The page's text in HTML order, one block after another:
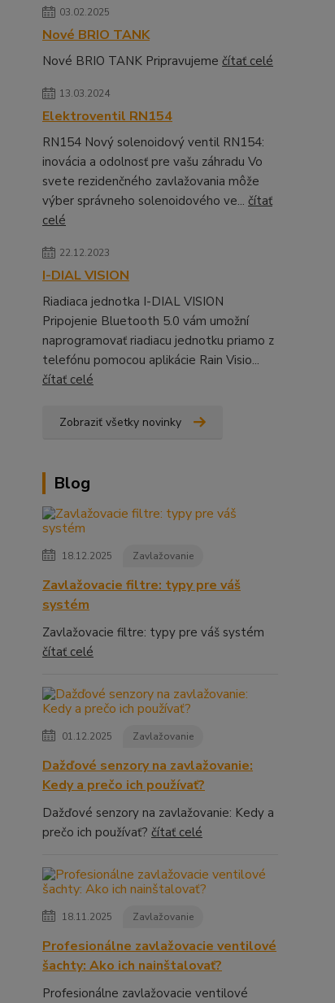
03.02.2025
Nové BRIO TANK
Nové BRIO TANK Pripravujeme čítať celé
13.03.2024
Elektroventil RN154
RN154 Nový solenoidový ventil RN154:
inovácia a odolnosť pre vašu záhradu Vo
svete rezidenčného zavlažovania môže
výber správneho solenoidového ve... čítať
celé
22.12.2023
I-DIAL VISION
Riadiaca jednotka I-DIAL VISION
Pripojenie Bluetooth 5.0 vám umožní
naprogramovať riadiacu jednotku priamo z
telefónu pomocou aplikácie Rain Visio...
čítať celé
Zobraziť všetky novinky
Blog
18.12.2025 Zavlažovanie
Zavlažovacie filtre: typy pre váš
systém
Zavlažovacie filtre: typy pre váš systém
čítať celé
01.12.2025 Zavlažovanie
Dažďové senzory na zavlažovanie:
Kedy a prečo ich používať?
Dažďové senzory na zavlažovanie: Kedy a
prečo ich používať? čítať celé
18.11.2025 Zavlažovanie
Profesionálne zavlažovacie ventilové
šachty: Ako ich nainštalovať?
Profesionálne zavlažovacie ventilové